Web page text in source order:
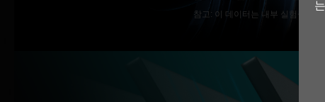
참고: 이 데이터는 내부 실험실 테